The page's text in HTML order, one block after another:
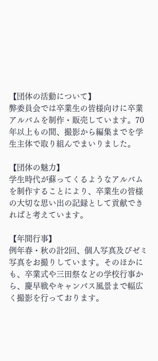
【団体の活動について】
弊委員会では卒業生の皆様向けに卒業
アルバムを制作・販売しています。70
年以上もの間、撮影から編集までを学
生主体で取り組んでまいりました。
【団体の魅力】
学生時代が蘇ってくるようなアルバム
を制作することにより、卒業生の皆様
の大切な思い出の記録として貢献でき
ればと考えています。
【年間行事】
例年春・秋の計2回、個人写真及びゼミ
写真をお撮りしています。そのほかに
も、卒業式や三田祭などの学校行事か
ら、慶早戦やキャンパス風景まで幅広
く撮影を行っております。